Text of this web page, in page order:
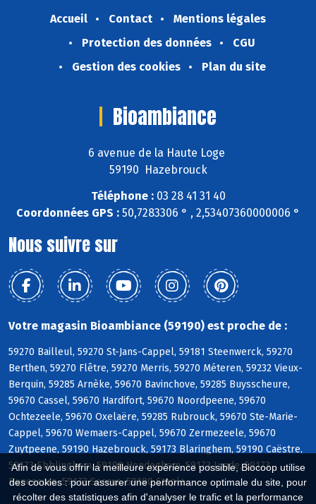
Afin de vous offrir la meilleure expérience possible, Biocoop utilise
des cookies : pour assurer une performance optimale du site, pour
récolter des statistiques afin d'analyser le trafic et la performance
Accueil Contact
Mentions légales
Protection des données
CGU
Gestion des cookies
Plan du site
Bioambiance
6 avenue de la Haute Loge
59190 Hazebrouck
Téléphone :03 28 41 31 40
Coordonnées GPS : 50,7283306 ° , 2,53407360000006 °
Nous suivre sur
Votre magasin Bioambiance (59190) est proche de :
59270 Bailleul, 59270 St-Jans-Cappel, 59181 Steenwerck, 59270
Berthen, 59270 Flêtre, 59270 Merris, 59270 Méteren, 59232 Vieux-
Berquin, 59285 Arnèke, 59670 Bavinchove, 59285 Buysscheure,
59670 Cassel, 59670 Hardifort, 59670 Noordpeene, 59670
Ochtezeele, 59670 Oxelaëre, 59285 Rubrouck, 59670 Ste-Marie-
Cappel, 59670 Wemaers-Cappel, 59670 Zermezeele, 59670
Zuytpeene, 59190 Hazebrouck, 59173 Blaringhem, 59190 Caëstre,
59173 Ebblinghem, 59190 Hondeghem, 59173 Lynde, 59173
Renescure, 59173 Sercus, 59190 Staple